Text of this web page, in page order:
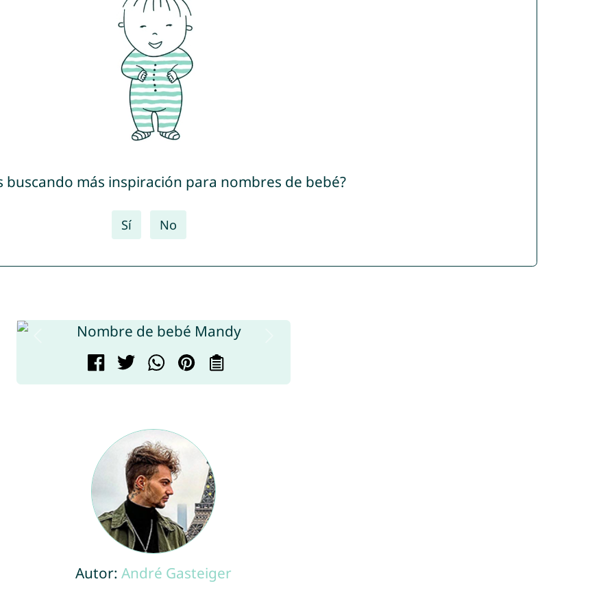
buscando más inspiración para nombres de bebé?
Sí No
Autor: André Gasteiger